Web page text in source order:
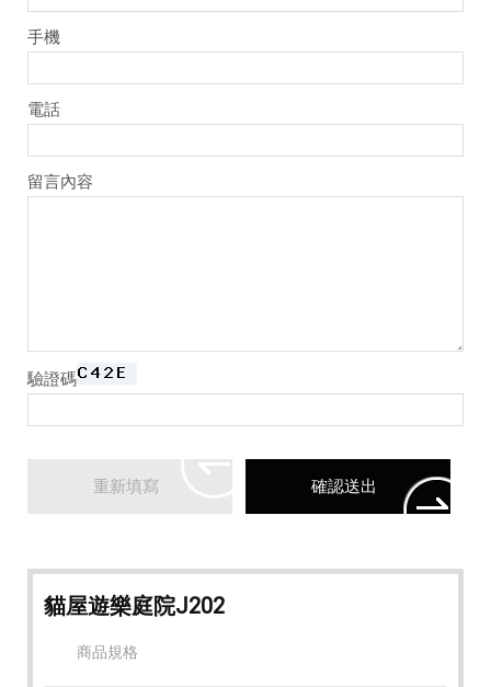
手機
電話
留言內容
驗證碼
貓屋遊樂庭院J202
商品規格